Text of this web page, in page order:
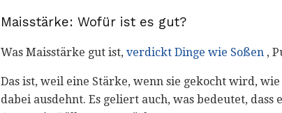
Maisstärke: Wofür ist es gut?
Was Maisstärke gut ist, verdickt Dinge wie Soßen ,
Das ist, weil eine Stärke, wenn sie gekocht wird,
dabei ausdehnt. Es geliert auch, was bedeutet,